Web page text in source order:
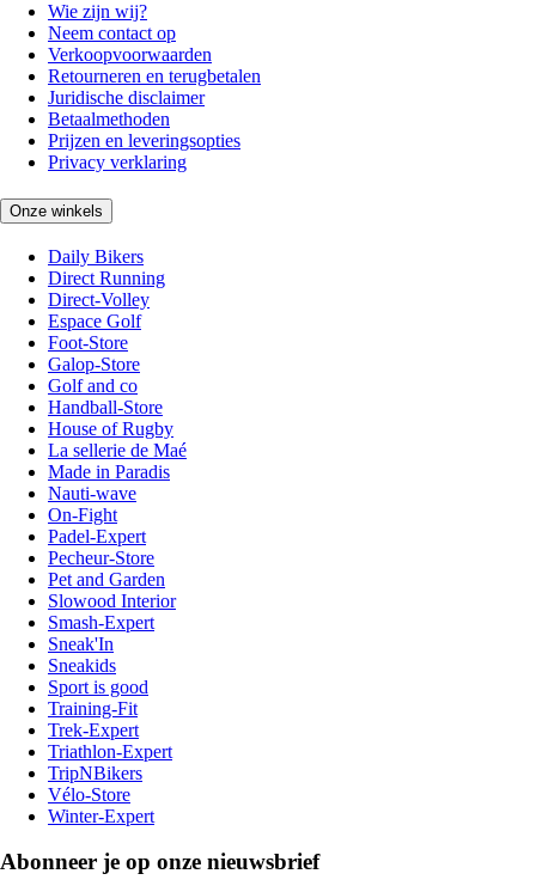
Wie zijn wij?
Neem contact op
Verkoopvoorwaarden
Retourneren en terugbetalen
Juridische disclaimer
Betaalmethoden
Prijzen en leveringsopties
Privacy verklaring
Onze winkels
Daily Bikers
Direct Running
Direct-Volley
Espace Golf
Foot-Store
Galop-Store
Golf and co
Handball-Store
House of Rugby
La sellerie de Maé
Made in Paradis
Nauti-wave
On-Fight
Padel-Expert
Pecheur-Store
Pet and Garden
Slowood Interior
Smash-Expert
Sneak'In
Sneakids
Sport is good
Training-Fit
Trek-Expert
Triathlon-Expert
TripNBikers
Vélo-Store
Winter-Expert
Abonneer je op onze nieuwsbrief